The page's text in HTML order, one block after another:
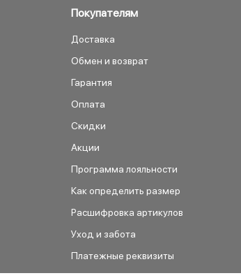
Покупателям
Доставка
Обмен и возврат
Гарантия
Оплата
Скидки
Акции
Программа лояльности
Как определить размер
Расшифровка артикулов
Уход и забота
Платежные реквизиты